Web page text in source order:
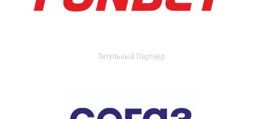
Титульный Партнер